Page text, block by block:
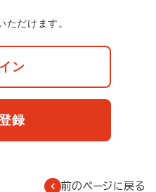
だけます。
ン
録
前のページに戻る